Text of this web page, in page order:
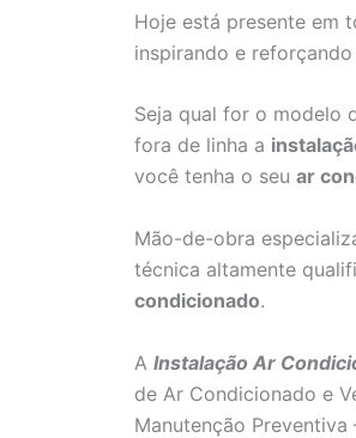
Hoje está presente em
inspirando e
Seja qual for o modelo
fora de linha a
você tenha o seu ar
Mão-de-obra
técnica altamente
condicionado.
A Instalação Ar
de Ar Condicionado e
Manutenção Preventiva